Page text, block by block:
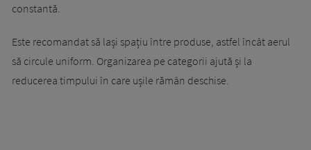
constantă.
Este recomandat să lași spațiu între produse, astfel încât aerul
să circule uniform. Organizarea pe categorii ajută și la
reducerea timpului în care ușile rămân deschise.